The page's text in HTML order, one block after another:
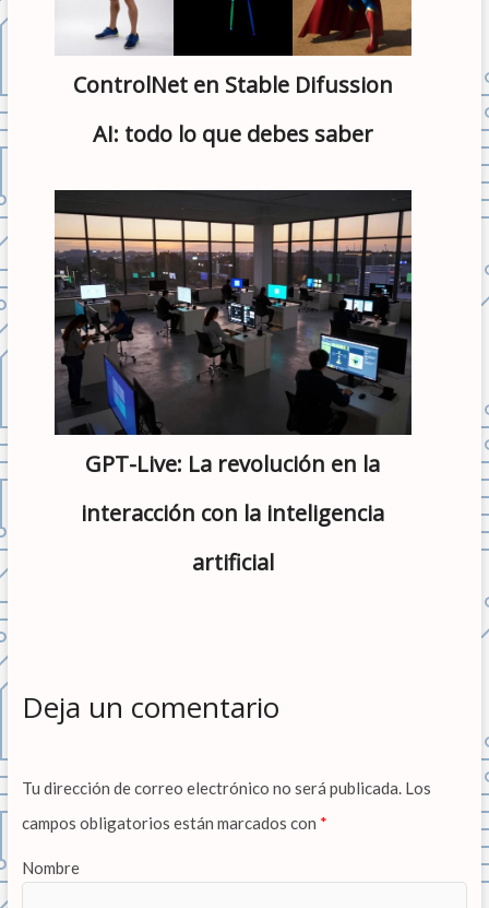
ControlNet en Stable Difussion
AI: todo lo que debes saber
GPT-Live: La revolución en la
interacción con la inteligencia
artificial
Deja un comentario
Tu dirección de correo electrónico no será publicada. Los
campos obligatorios están marcados con *
Nombre